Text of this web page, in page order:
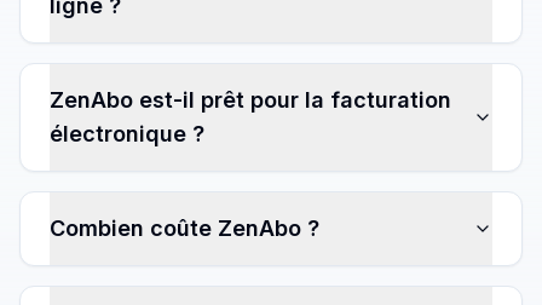
ligne ?
ZenAbo est-il prêt pour la facturation
électronique ?
Combien coûte ZenAbo ?